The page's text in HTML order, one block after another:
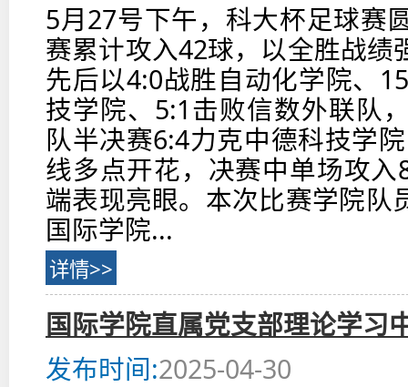
5月27号下午，科大杯足球赛
赛累计攻入42球，以全胜战
先后以4:0战胜自动化学院、
技学院、5:1击败信数外联队
队半决赛6:4力克中德科技学
线多点开花，决赛中单场攻
端表现亮眼。本次比赛学院队
国际学院...
详情>>
国际学院直属党支部理论学习
发布时间:2025-04-30